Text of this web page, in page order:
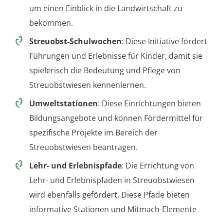
um einen Einblick in die Landwirtschaft zu
bekommen.
Streuobst-Schulwochen: Diese Initiative fördert
Führungen und Erlebnisse für Kinder, damit sie
spielerisch die Bedeutung und Pflege von
Streuobstwiesen kennenlernen.
Umweltstationen: Diese Einrichtungen bieten
Bildungsangebote und können Fördermittel für
spezifische Projekte im Bereich der
Streuobstwiesen beantragen.
Lehr- und Erlebnispfade: Die Errichtung von
Lehr- und Erlebnispfaden in Streuobstwiesen
wird ebenfalls gefördert. Diese Pfade bieten
informative Stationen und Mitmach-Elemente